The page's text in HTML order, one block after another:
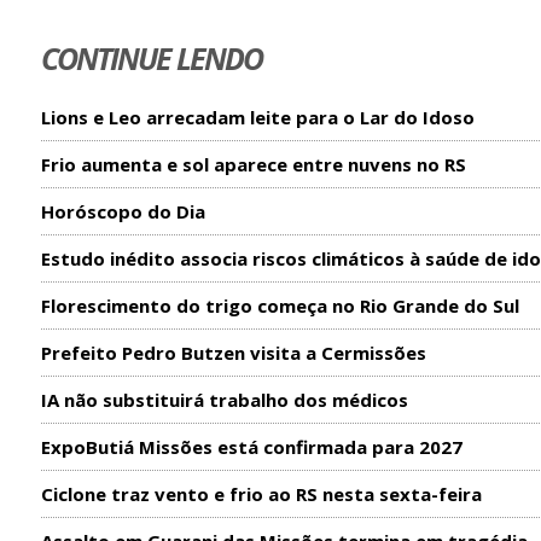
CONTINUE LENDO
Lions e Leo arrecadam leite para o Lar do Idoso
Frio aumenta e sol aparece entre nuvens no RS
Horóscopo do Dia
Estudo inédito associa riscos climáticos à saúde de
Florescimento do trigo começa no Rio Grande do Sul
Prefeito Pedro Butzen visita a Cermissões
IA não substituirá trabalho dos médicos
ExpoButiá Missões está confirmada para 2027
Ciclone traz vento e frio ao RS nesta sexta-feira